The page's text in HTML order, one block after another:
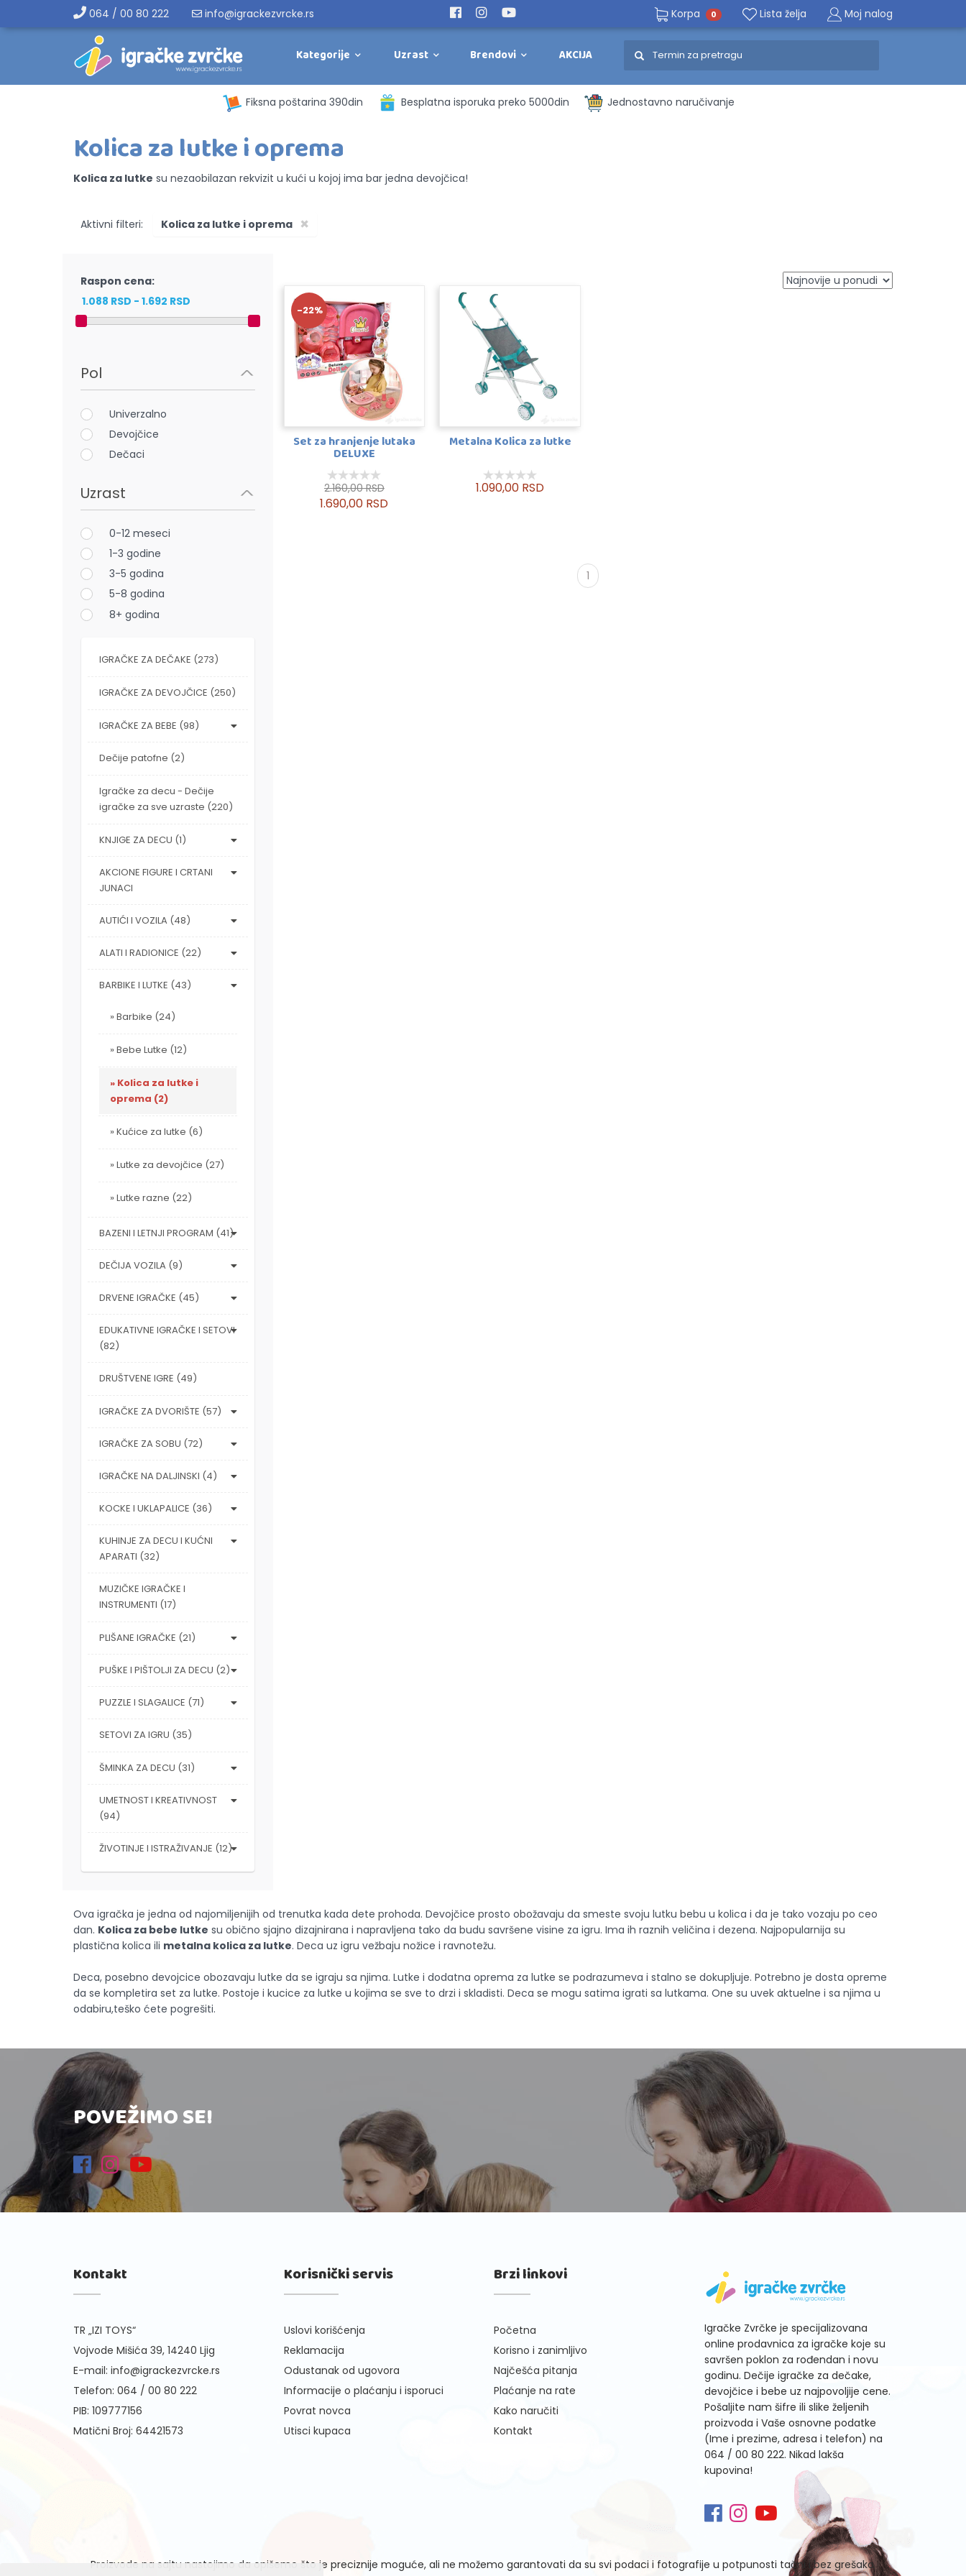
064 / 00 80 222 info@igrackezvrcke.rs Korpa 0 Lista želja Moj nalog
Kategorije Uzrast Brendovi AKCIJA
Fiksna poštarina 390din Besplatna isporuka preko 5000din Jednostavno naručivanje
Kolica za lutke i oprema
Kolica za lutke su nezaobilazan rekvizit u kući u kojoj ima bar jedna devojčica!
Aktivni filteri: ×
Kolica za lutke i oprema
Raspon cena:
Pol
Univerzalno
Devojčice
Dečaci
Uzrast
0-12 meseci
1-3 godine
3-5 godina
5-8 godina
8+ godina
IGRAČKE ZA DEČAKE (273)
IGRAČKE ZA DEVOJČICE (250)
IGRAČKE ZA BEBE (98)
Dečije patofne (2)
Igračke za decu - Dečije
igračke za sve uzraste (220)
KNJIGE ZA DECU (1)
AKCIONE FIGURE I CRTANI
JUNACI
AUTIĆI I VOZILA (48)
ALATI I RADIONICE (22)
BARBIKE I LUTKE (43)
Barbike (24)
Bebe Lutke (12)
Kolica za lutke i
oprema (2)
Kućice za lutke (6)
Lutke za devojčice (27)
Lutke razne (22)
BAZENI I LETNJI PROGRAM (41)
DEČIJA VOZILA (9)
DRVENE IGRAČKE (45)
EDUKATIVNE IGRAČKE I SETOVI
(82)
DRUŠTVENE IGRE (49)
IGRAČKE ZA DVORIŠTE (57)
IGRAČKE ZA SOBU (72)
IGRAČKE NA DALJINSKI (4)
KOCKE I UKLAPALICE (36)
KUHINJE ZA DECU I KUĆNI
APARATI (32)
MUZIČKE IGRAČKE I
INSTRUMENTI (17)
PLIŠANE IGRAČKE (21)
PUŠKE I PIŠTOLJI ZA DECU (2)
PUZZLE I SLAGALICE (71)
SETOVI ZA IGRU (35)
ŠMINKA ZA DECU (31)
UMETNOST I KREATIVNOST
(94)
ŽIVOTINJE I ISTRAŽIVANJE (12)
-22%
Set za hranjenje lutaka
DELUXE
2.160,00 RSD
1.690,00 RSD
Metalna Kolica za lutke
1.090,00 RSD
1
Ova igračka je jedna od najomiljenijih od trenutka kada dete prohoda. Devojčice prosto obožavaju da smeste svoju lutku bebu u kolica i da je tako vozaju po ceo
dan. Kolica za bebe lutke su obično sjajno dizajnirana i napravljena tako da budu savršene visine za igru. Ima ih raznih veličina i dezena. Najpopularnija su
plastična kolica ili metalna kolica za lutke. Deca uz igru vežbaju nožice i ravnotežu.
Deca, posebno devojcice obozavaju lutke da se igraju sa njima. Lutke i dodatna oprema za lutke se podrazumeva i stalno se dokupljuje. Potrebno je dosta opreme
da se kompletira set za lutke. Postoje i kucice za lutke u kojima se sve to drzi i skladisti. Deca se mogu satima igrati sa lutkama. One su uvek aktuelne i sa njima u
odabiru,teško ćete pogrešiti.
POVEŽIMO SE!
Kontakt
TR „IZI TOYS“
Vojvode Mišića 39, 14240 Ljig
E-mail: info@igrackezvrcke.rs
Telefon: 064 / 00 80 222
PIB: 109777156
Matični Broj: 64421573
Korisnički servis
Uslovi korišćenja
Reklamacija
Odustanak od ugovora
Informacije o plaćanju i isporuci
Povrat novca
Utisci kupaca
Brzi linkovi
Početna
Korisno i zanimljivo
Najčešća pitanja
Plaćanje na rate
Kako naručiti
Kontakt
Igračke Zvrčke je specijalizovana
online prodavnica za igračke koje su
savršen poklon za rođendan i novu
godinu. Dečije igračke za dečake,
devojčice i bebe uz najpovoljije cene.
Pošaljite nam šifre ili slike željenih
proizvoda i Vaše osnovne podatke
(Ime i prezime, adresa i telefon) na
064 / 00 80 222. Nikad lakša
kupovina!
Proizvode na sajtu nastojimo da opišemo što je preciznije moguće, ali ne možemo garantovati da su svi podaci i fotografije u potpunosti tačni i bez grešaka.